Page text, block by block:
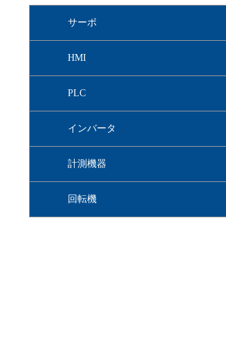
富士電機についての
へ
株主・投資家情報の
へ
サステナビリティの
へ
サーボ
HMI
PLC
インバータ
計測機器
回転機